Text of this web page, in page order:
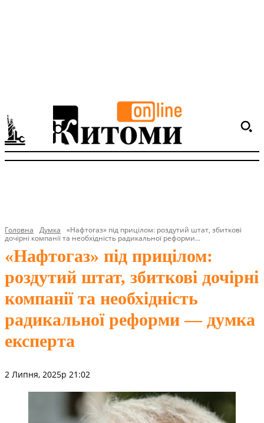
Головна Думка
«Нафтогаз» під прицілом: роздутий штат, збиткові
дочірні компанії та необхідність радикальної реформи...
«Нафтогаз» під прицілом:
роздутий штат, збиткові дочірні
компанії та необхідність
радикальної реформи — думка
експерта
2 Липня, 2025р 21:02